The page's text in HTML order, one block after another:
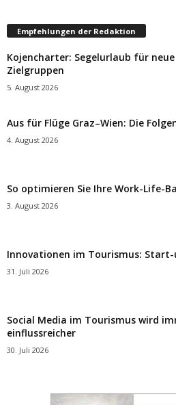
Empfehlungen der Redaktion
Kojencharter: Segelurlaub für neue
Zielgruppen
5. August 2026
Aus für Flüge Graz–Wien: Die
4. August 2026
So optimieren Sie Ihre Work-Life-
3. August 2026
Innovationen im Tourismus:
31. Juli 2026
Social Media im Tourismus wird
einflussreicher
30. Juli 2026